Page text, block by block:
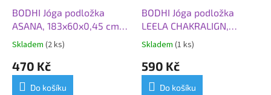
pravidelný trénink.
pravidelné tréninky.
BODHI Jóga podložka
ASANA, 183x60x0,45 cm,
šedá tmavá
Skladem (2 ks)
470 Kč
Do košíku
BODHI Jóga podložka
LEELA CHAKRALIGN,
183x60x0,45 cm,
hořčicově žlutá
Skladem (1 ks)
590 Kč
Do košíku